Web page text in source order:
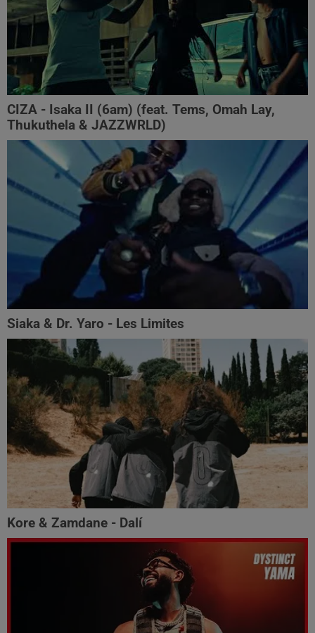
CIZA - Isaka II (6am) (feat. Tems, Omah Lay,
Thukuthela & JAZZWRLD)
Siaka & Dr. Yaro - Les Limites
Kore & Zamdane - Dalí